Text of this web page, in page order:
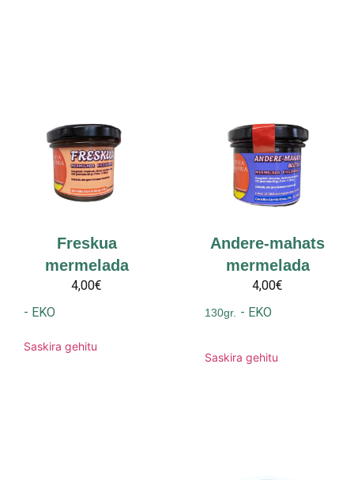
Freskua
mermelada
4,00€
- EKO
Saskira gehitu
Andere-mahats
mermelada
4,00€
130gr. - EKO
Saskira gehitu